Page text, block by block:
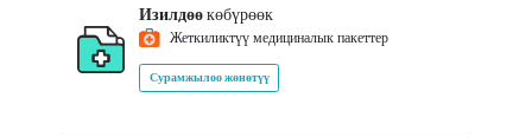
Изилдөөкөбүрөөк
Жеткиликтүү медициналык пакеттер
Сурамжылоо жөнөтүү